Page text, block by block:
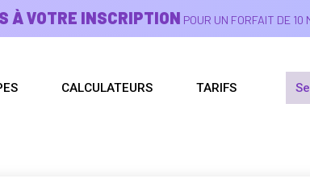
À VOTRE INSCRIPTION POUR UN FORFAIT DE
CALCULATEURS TARIFS